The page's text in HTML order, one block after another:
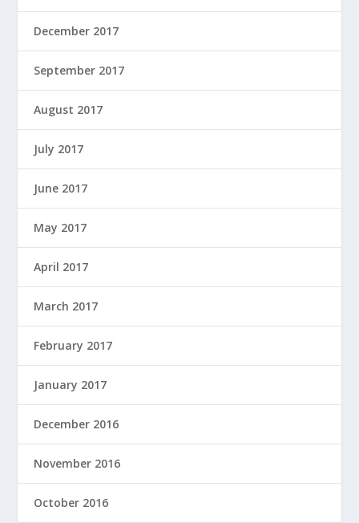
December 2017
September 2017
August 2017
July 2017
June 2017
May 2017
April 2017
March 2017
February 2017
January 2017
December 2016
November 2016
October 2016